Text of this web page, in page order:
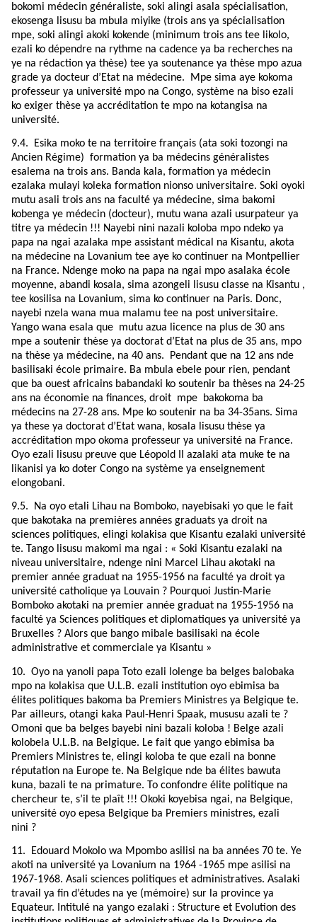
bokomi médecin généraliste, soki alingi asala spécialisation,
ekosenga lisusu ba mbula miyike (trois ans ya spécialisation
mpe, soki alingi akoki kokende (minimum trois ans tee likolo,
ezali ko dépendre na rythme na cadence ya ba recherches na
ye na rédaction ya thèse) tee ya soutenance ya thèse mpo azua
grade ya docteur d’Etat na médecine. Mpe sima aye kokoma
professeur ya université mpo na Congo, système na biso ezali
ko exiger thèse ya accréditation te mpo na kotangisa na
université.
9.4.
Esika moko te na territoire français (ata soki tozongi na
Ancien Régime) formation ya ba médecins généralistes
esalema na trois ans. Banda kala, formation ya médecin
ezalaka mulayi koleka formation nionso universitaire. Soki oyoki
mutu asali trois ans na faculté ya médecine, sima bakomi
kobenga ye médecin (docteur), mutu wana azali usurpateur ya
titre ya médecin !!! Nayebi nini nazali koloba mpo ndeko ya
papa na ngai azalaka mpe assistant médical na Kisantu, akota
na médecine na Lovanium tee aye ko continuer na Montpellier
na France. Ndenge moko na papa na ngai mpo asalaka école
moyenne, abandi kosala, sima azongeli lisusu classe na Kisantu ,
tee kosilisa na Lovanium, sima ko continuer na Paris. Donc,
nayebi nzela wana mua malamu tee na post universitaire.
Yango wana esala que mutu azua licence na plus de 30 ans
mpe a soutenir thèse ya doctorat d’Etat na plus de 35 ans, mpo
na thèse ya médecine, na 40 ans. Pendant que na 12 ans nde
basilisaki école primaire. Ba mbula ebele pour rien, pendant
que ba ouest africains babandaki ko soutenir ba thèses na 24-25
ans na économie na finances, droit mpe bakokoma ba
médecins na 27-28 ans. Mpe ko soutenir na ba 34-35ans. Sima
ya these ya doctorat d’Etat wana, kosala lisusu thèse ya
accréditation mpo okoma professeur ya université na France.
Oyo ezali lisusu preuve que Léopold II azalaki ata muke te na
likanisi ya ko doter Congo na système ya enseignement
elongobani.
9.5.
Na oyo etali Lihau na Bomboko, nayebisaki yo que le fait
que bakotaka na premières années graduats ya droit na
sciences politiques, elingi kolakisa que Kisantu ezalaki université
te. Tango lisusu makomi ma ngai : « Soki Kisantu ezalaki na
niveau universitaire, ndenge nini Marcel Lihau akotaki na
premier année graduat na 1955-1956 na faculté ya droit ya
université catholique ya Louvain ? Pourquoi Justin-Marie
Bomboko akotaki na premier année graduat na 1955-1956 na
faculté ya Sciences politiques et diplomatiques ya université ya
Bruxelles ? Alors que bango mibale basilisaki na école
administrative et commerciale ya Kisantu »
10. Oyo na yanoli papa Toto ezali lolenge ba belges balobaka
mpo na kolakisa que U.L.B. ezali institution oyo ebimisa ba
élites politiques bakoma ba Premiers Ministres ya Belgique te.
Par ailleurs, otangi kaka Paul-Henri Spaak, mususu azali te ?
Omoni que ba belges bayebi nini bazali koloba ! Belge azali
kolobela U.L.B. na Belgique. Le fait que yango ebimisa ba
Premiers Ministres te, elingi koloba te que ezali na bonne
réputation na Europe te. Na Belgique nde ba élites bawuta
kuna, bazali te na primature. To confondre élite politique na
chercheur te, s’il te plaît !!! Okoki koyebisa ngai, na Belgique,
université oyo epesa Belgique ba Premiers ministres, ezali
nini ?
11.
Edouard Mokolo wa Mpombo asilisi na ba années 70 te. Ye
akoti na université ya Lovanium na 1964 -1965 mpe asilisi na
1967-1968. Asali sciences politiques et administratives. Asalaki
travail ya fin d’études na ye (mémoire) sur la province ya
Equateur. Intitulé na yango ezalaki : Structure et Evolution des